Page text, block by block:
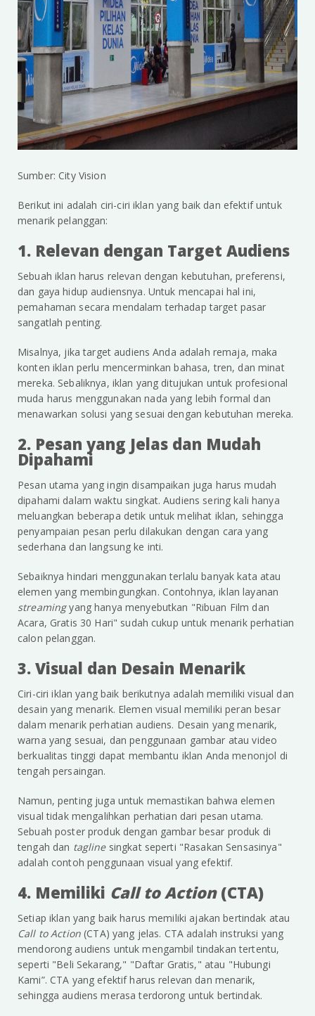
Sumber: City Vision
Berikut ini adalah ciri-ciri iklan yang baik dan efektif untuk
menarik pelanggan:
1. Relevan dengan Target Audiens
Sebuah iklan harus relevan dengan kebutuhan, preferensi,
dan gaya hidup audiensnya. Untuk mencapai hal ini,
pemahaman secara mendalam terhadap target pasar
sangatlah penting.
Misalnya, jika target audiens Anda adalah remaja, maka
konten iklan perlu mencerminkan bahasa, tren, dan minat
mereka. Sebaliknya, iklan yang ditujukan untuk profesional
muda harus menggunakan nada yang lebih formal dan
menawarkan solusi yang sesuai dengan kebutuhan mereka.
2. Pesan yang Jelas dan Mudah
Dipahami
Pesan utama yang ingin disampaikan juga harus mudah
dipahami dalam waktu singkat. Audiens sering kali hanya
meluangkan beberapa detik untuk melihat iklan, sehingga
penyampaian pesan perlu dilakukan dengan cara yang
sederhana dan langsung ke inti.
Sebaiknya hindari menggunakan terlalu banyak kata atau
elemen yang membingungkan. Contohnya, iklan layanan
streamingyang hanya menyebutkan "Ribuan Film dan
Acara, Gratis 30 Hari" sudah cukup untuk menarik perhatian
calon pelanggan.
3. Visual dan Desain Menarik
Ciri-ciri iklan yang baik berikutnya adalah memiliki visual dan
desain yang menarik. Elemen visual memiliki peran besar
dalam menarik perhatian audiens. Desain yang menarik,
warna yang sesuai, dan penggunaan gambar atau video
berkualitas tinggi dapat membantu iklan Anda menonjol di
tengah persaingan.
Namun, penting juga untuk memastikan bahwa elemen
visual tidak mengalihkan perhatian dari pesan utama.
Sebuah poster produk dengan gambar besar produk di
tengah dan tagline singkat seperti "Rasakan Sensasinya"
adalah contoh penggunaan visual yang efektif.
4. Memiliki Call to Action(CTA)
Setiap iklan yang baik harus memiliki ajakan bertindak atau
Call to Action(CTA) yang jelas. CTA adalah instruksi yang
mendorong audiens untuk mengambil tindakan tertentu,
seperti "Beli Sekarang," "Daftar Gratis," atau "Hubungi
Kami”. CTA yang efektif harus relevan dan menarik,
sehingga audiens merasa terdorong untuk bertindak.